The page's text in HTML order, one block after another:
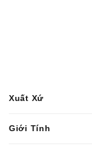
Xuất Xứ
Giới Tính